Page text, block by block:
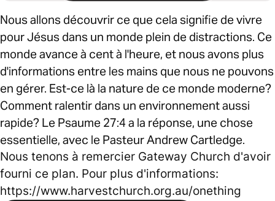
Nous allons découvrir ce que cela signifie de vivre
pour Jésus dans un monde plein de distractions. Ce
monde avance à cent à l'heure, et nous avons plus
d'informations entre les mains que nous ne pouvons
en gérer. Est-ce là la nature de ce monde moderne?
Comment ralentir dans un environnement aussi
rapide? Le Psaume 27:4 a la réponse, une chose
essentielle, avec le Pasteur Andrew Cartledge.
Nous tenons à remercier Gateway Church d'avoir
fourni ce plan. Pour plus d'informations:
https://www.harvestchurch.org.au/onething